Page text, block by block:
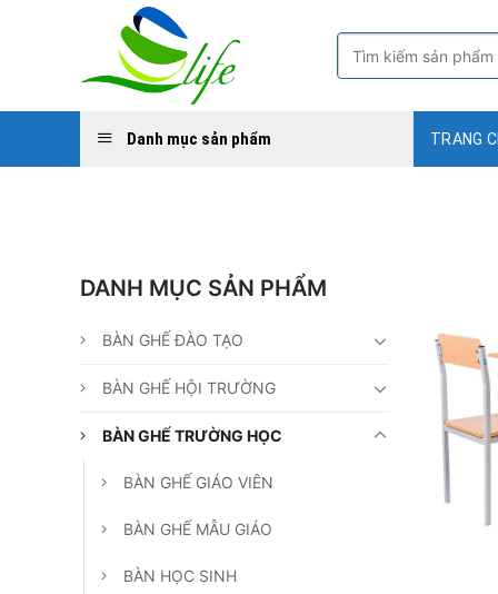
kiếm:
Danh mục sản phẩm TRANG
DANH MỤC SẢN PHẨM
BÀN GHẾ ĐÀO TẠO
BÀN GHẾ HỘI TRƯỜNG
BÀN GHẾ TRƯỜNG HỌC
BÀN GHẾ GIÁO VIÊN
BÀN GHẾ MẪU GIÁO
BÀN HỌC SINH